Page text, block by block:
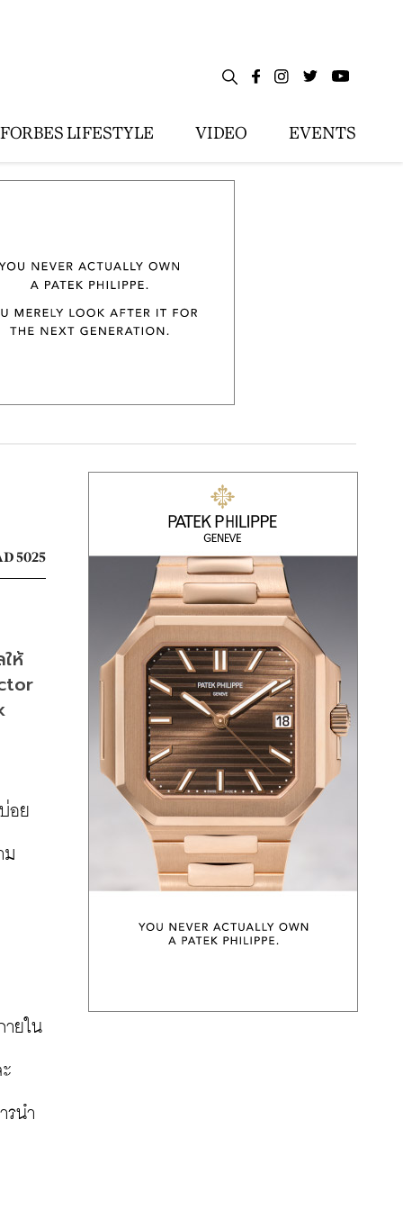
FORBES LIFESTYLE VIDEO EVENTS
5025
ห้
อย
ม
ายใน
รนำ